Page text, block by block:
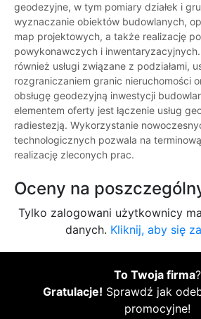
geodezyjne, w tym pomiary działek i
wyznaczanie obiektów budowlanych,
map projektowych, a także realizację
powykonawczych i
również usługi związane z podziałami,
rozgraniczaniem granic nieruchomości
obsługę geodezyjną inwestycji
elementem oferty jest łączenie usług
radiestezją. Wykorzystanie
technologicznych pozwala na
realizację zleconych prac.
Oceny na
Tylko zalogowani użytkownicy
danych. Kliknij, aby się
To Twoja firma?
Gratulacje! Sprawdź jak
promocyjne!